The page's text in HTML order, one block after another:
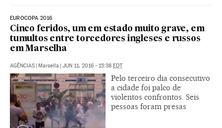
EUROCOPA 2016
Cinco feridos, um em estado muito grave, em
tumultos entre torcedores ingleses e russos
em Marselha
AGÊNCIAS | Marsella | JUN 11, 2016 - 15:38 EDT
Pelo terceiro dia consecutivo
a cidade foi palco de
violentos confrontos. Seis
pessoas foram presas